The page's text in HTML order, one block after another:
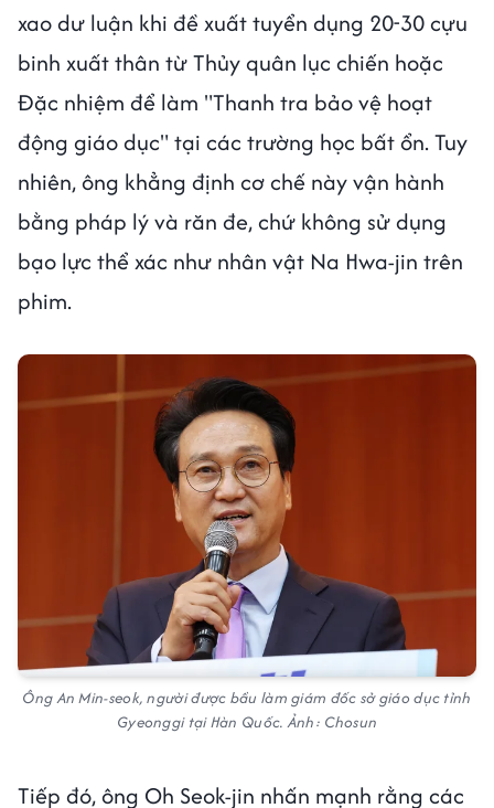
xao dư luận khi đề xuất tuyển dụng 20-30 cựu
binh xuất thân từ Thủy quân lục chiến hoặc
Đặc nhiệm để làm "Thanh tra bảo vệ hoạt
động giáo dục" tại các trường học bất ổn. Tuy
nhiên, ông khẳng định cơ chế này vận hành
bằng pháp lý và răn đe, chứ không sử dụng
bạo lực thể xác như nhân vật Na Hwa-jin trên
phim.
Ông An Min-seok, người được bầu làm giám đốc sở giáo dục tỉnh
Gyeonggi tại Hàn Quốc. Ảnh: Chosun
Tiếp đó, ông Oh Seok-jin nhấn mạnh rằng các